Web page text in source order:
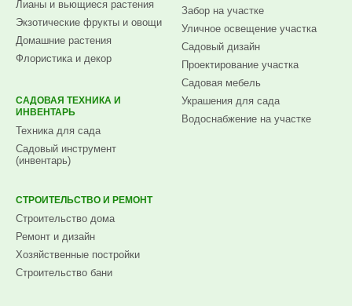
Лианы и вьющиеся растения
Экзотические фрукты и овощи
Домашние растения
Флористика и декор
САДОВАЯ ТЕХНИКА И
ИНВЕНТАРЬ
Техника для сада
Садовый инструмент
(инвентарь)
Забор на участке
Уличное освещение участка
Садовый дизайн
Проектирование участка
Садовая мебель
Украшения для сада
Водоснабжение на участке
СТРОИТЕЛЬСТВО И РЕМОНТ
Строительство дома
Ремонт и дизайн
Хозяйственные постройки
Строительство бани